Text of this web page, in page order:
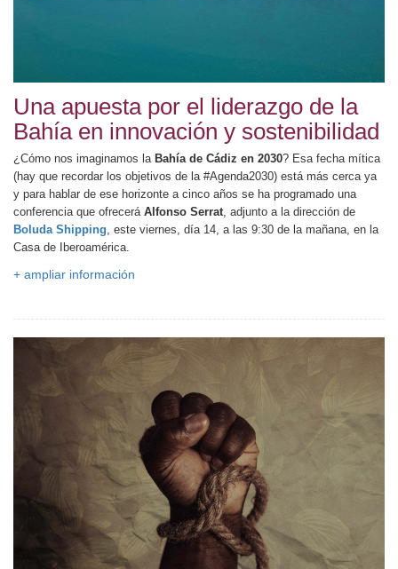
Una apuesta por el liderazgo de la
Bahía en innovación y sostenibilidad
¿Cómo nos imaginamos la Bahía de Cádiz en 2030? Esa fecha mítica
(hay que recordar los objetivos de la #Agenda2030) está más cerca ya
y para hablar de ese horizonte a cinco años se ha programado una
conferencia que ofrecerá Alfonso Serrat , adjunto a la dirección de
Boluda Shipping , este viernes, día 14, a las 9:30 de la mañana, en la
Casa de Iberoamérica.
+ ampliar información